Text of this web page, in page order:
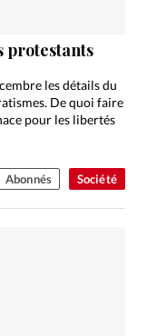
réveil
Monde
Société
protestants
les détails du
De quoi faire
pour les libertés
Abonnés